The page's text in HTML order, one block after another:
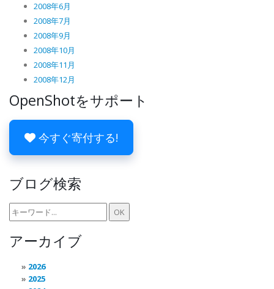
2008年6月
2008年7月
2008年9月
2008年10月
2008年11月
2008年12月
OpenShotをサポート
今すぐ寄付する!
ブログ検索
アーカイブ
2026
2025